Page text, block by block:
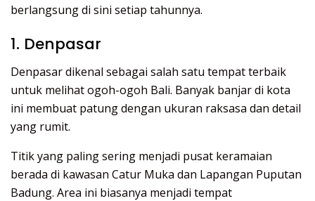
berlangsung di sini setiap tahunnya.
1. Denpasar
Denpasar dikenal sebagai salah satu tempat terbaik
untuk melihat ogoh-ogoh Bali. Banyak banjar di kota
ini membuat patung dengan ukuran raksasa dan detail
yang rumit.
Titik yang paling sering menjadi pusat keramaian
berada di kawasan Catur Muka dan Lapangan Puputan
Badung. Area ini biasanya menjadi tempat